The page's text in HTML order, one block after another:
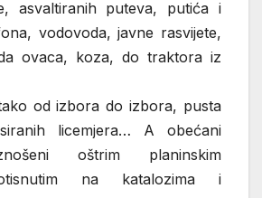
asvaltiranih puteva, putića i
vodovoda, javne rasvijete,
ovaca, koza, do traktora iz
od izbora do izbora, pusta
licemjera… A obećani
oštrim planinskim
na katalozima i